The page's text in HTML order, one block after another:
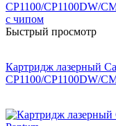
Быстрый просмотр
Картридж лазерный
CP1100/CP1100DW/